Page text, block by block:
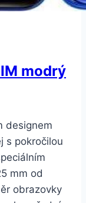
modrý
designem
s pokročilou
mm od
obrazovky